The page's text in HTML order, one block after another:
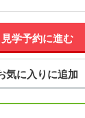
見学予約に進む